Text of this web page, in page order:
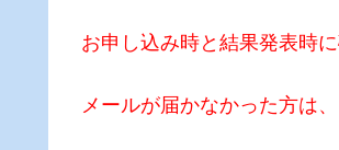
お申し込み時と結果発表時
メールが届かなかった方は